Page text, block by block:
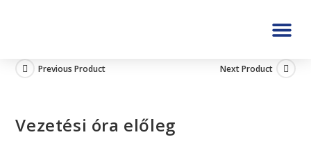
Previous Product Next Product
Vezetési óra előleg